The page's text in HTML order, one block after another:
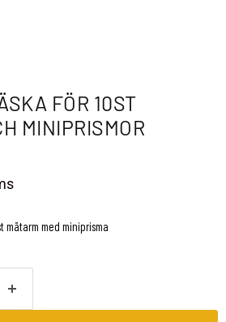
FÖR 10ST
MINIPRISMOR
mätarm med miniprisma